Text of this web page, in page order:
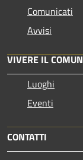
Comunicati
Avvisi
VIVERE IL
Luoghi
Eventi
CONTATTI